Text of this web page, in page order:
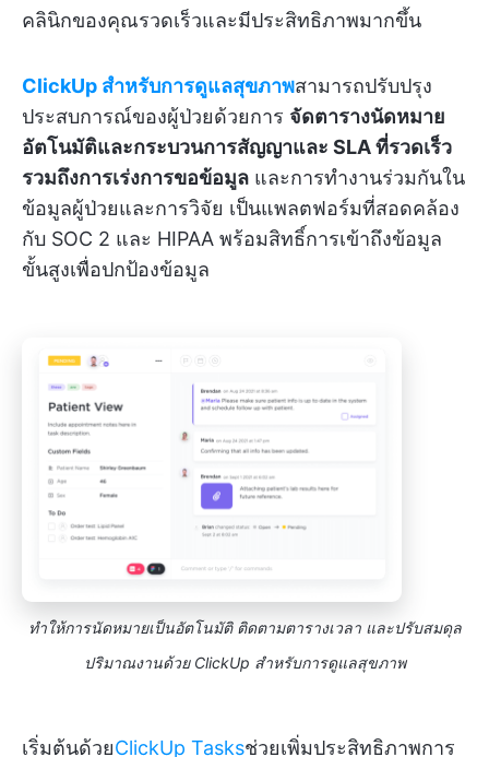
คลินิกของคุณรวดเร็วและมีประสิทธิภาพมากขึ้น
ClickUp สำหรับการดูแลสุขภาพสามารถปรับปรุง
ประสบการณ์ของผู้ป่วยด้วยการ จัดตารางนัดหมาย
อัตโนมัติและกระบวนการสัญญาและ SLA ที่รวดเร็ว
รวมถึงการเร่งการขอข้อมูล และการทำงานร่วมกันใน
ข้อมูลผู้ป่วยและการวิจัย เป็นแพลตฟอร์มที่สอดคล้อง
กับ SOC 2 และ HIPAA พร้อมสิทธิ์การเข้าถึงข้อมูล
ขั้นสูงเพื่อปกป้องข้อมูล
ทำให้การนัดหมายเป็นอัตโนมัติ ติดตามตารางเวลา และปรับสมดุล
ปริมาณงานด้วย ClickUp สำหรับการดูแลสุขภาพ
เริ่มต้นด้วยClickUp Tasksช่วยเพิ่มประสิทธิภาพการ